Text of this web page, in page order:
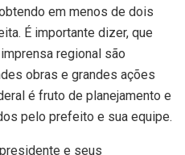
em menos de dois
É importante dizer, que
regional são
obras e grandes ações
é fruto de planejamento e
pelo prefeito e sua equipe.
e seus